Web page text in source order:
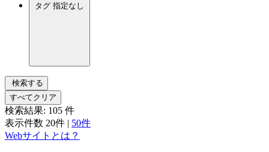
タグ 指定なし
検索する
すべてクリア
検索結果: 105 件
表示件数 20件 | 50件
Webサイトとは？